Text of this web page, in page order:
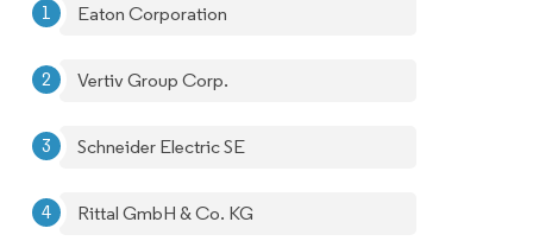
Eaton Corporation
Vertiv Group Corp.
Schneider Electric SE
Rittal GmbH & Co. KG